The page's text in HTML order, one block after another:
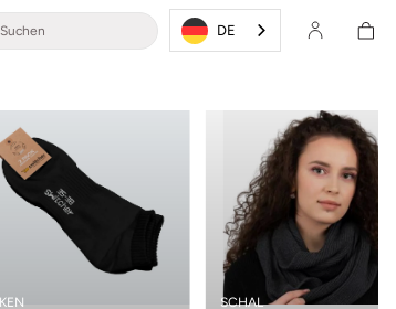
DE Login/Registrieren
SCHAL